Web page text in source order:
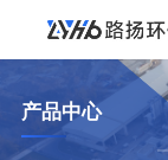
产品中心